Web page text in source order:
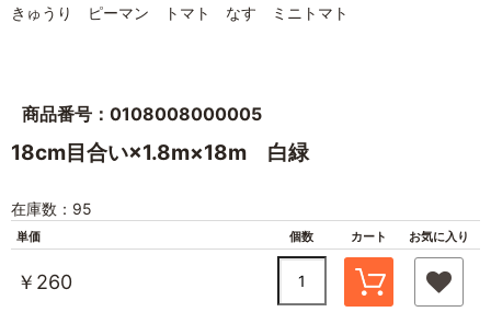
きゅうり ピーマン トマト なす ミニトマト
商品番号：0108008000005
18cm目合い×1.8m×18m 白緑
在庫数：95
単価 個数 カート お気に入り
￥260